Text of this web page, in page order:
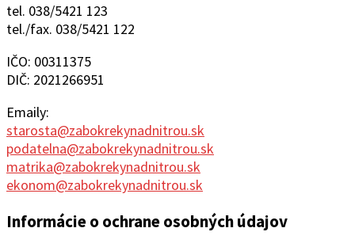
tel. 038/5421 123
tel./fax. 038/5421 122
IČO: 00311375
DIČ: 2021266951
Emaily:
starosta@zabokrekynadnitrou.sk
podatelna@zabokrekynadnitrou.sk
matrika@zabokrekynadnitrou.sk
ekonom@zabokrekynadnitrou.sk
Informácie o ochrane osobných údajov